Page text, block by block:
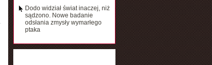
Dodo widział świat inaczej, niż
sądzono. Nowe badanie
odsłania zmysły wymarłego
ptaka